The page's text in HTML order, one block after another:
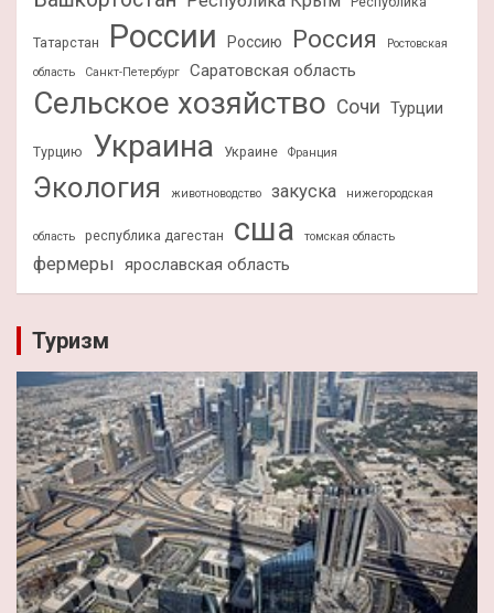
Татарстан России Россию Россия
Ростовская
область
Санкт-Петербург Саратовская область
Сельское хозяйство Сочи Турции
Турцию Украина Украине Франция
Экология животноводство закуска нижегородская
область республика дагестан сша томская область
фермеры ярославская область
Туризм